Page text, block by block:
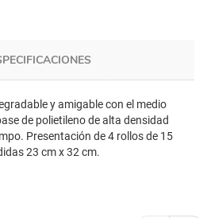
y amigable con el medio
de polietileno de alta densidad
Presentación de 4 rollos de 15
23 cm x 32 cm.